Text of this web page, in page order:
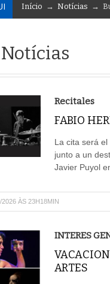
Início → Notícias →
Recitales
FABIO
La cita será
junto a un
Javier Puyol
ÀS 23H18MIN
INTERES
ARTES